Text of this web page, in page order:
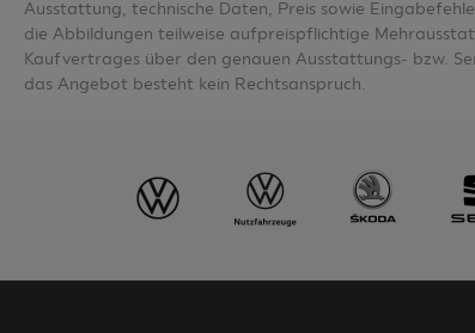
715/2007: Die angegebenen Werte wurden nach den
Bestandteil des Angebotes, sondern dienen allein
oben vom Angebot abweichen. Insbesondere können
Einzelfällen unvollständig bzw. fehlerhaft sein,